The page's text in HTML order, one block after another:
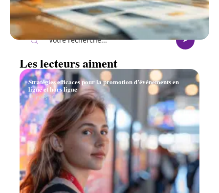
Recherche
Les lecteurs aiment
Stratégies efficaces pour la promotion d’événements en
ligne et hors ligne
11 mars 2026